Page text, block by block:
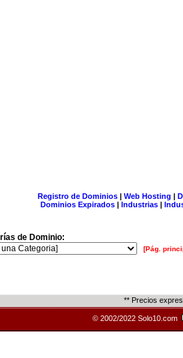
Registro de Dominios| Web Hosting |
Dominios Expirados | Industrias |
de Dominio:
[Pág.
** Precios
© 2002/2022 Solo10.com